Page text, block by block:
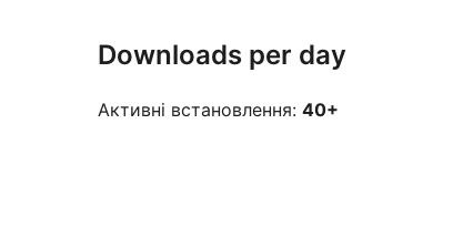
Downloads per day
Активні встановлення: 40+